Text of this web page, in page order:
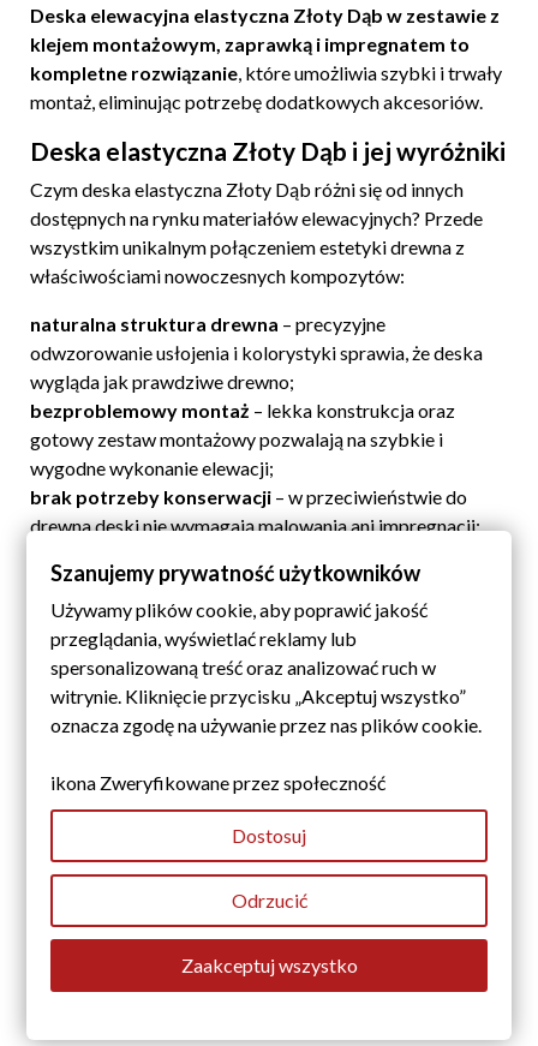
Deska elewacyjna elastyczna Złoty Dąb w zestawie z
klejem montażowym, zaprawką i impregnatem to
kompletne rozwiązanie, które umożliwia szybki i trwały
montaż, eliminując potrzebę dodatkowych akcesoriów.
Deska elastyczna Złoty Dąb i jej wyróżniki
Czym deska elastyczna Złoty Dąb różni się od innych
dostępnych na rynku materiałów elewacyjnych? Przede
wszystkim unikalnym połączeniem estetyki drewna z
właściwościami nowoczesnych kompozytów:
naturalna struktura drewna – precyzyjne
odwzorowanie usłojenia i kolorystyki sprawia, że deska
wygląda jak prawdziwe drewno;
bezproblemowy montaż – lekka konstrukcja oraz
gotowy zestaw montażowy pozwalają na szybkie i
wygodne wykonanie elewacji;
brak potrzeby konserwacji – w przeciwieństwie do
drewna deski nie wymagają malowania ani impregnacji;
przyjaznych dla środowiska, które nie emitują
szkodliwych substancji.
Elastyczna deska elewacyjna Złoty Dąb to idealny wybór
dla osób poszukujących nowoczesnych i trwałych
rozwiązań elewacyjnych.Sprawdza się zarówno w
klasycznych aranżacjach, nadając budynkom wyjątkowy
wygląd.
Szanujemy prywatność użytkowników
Używamy plików cookie, aby poprawić jakość
przeglądania, wyświetlać reklamy lub
spersonalizowaną treść oraz analizować ruch w
witrynie. Kliknięcie przycisku „Akceptuj wszystko”
oznacza zgodę na używanie przez nas plików cookie.
ikona Zweryfikowane przez społeczność
Dostosuj
Odrzucić
Zaakceptuj wszystko